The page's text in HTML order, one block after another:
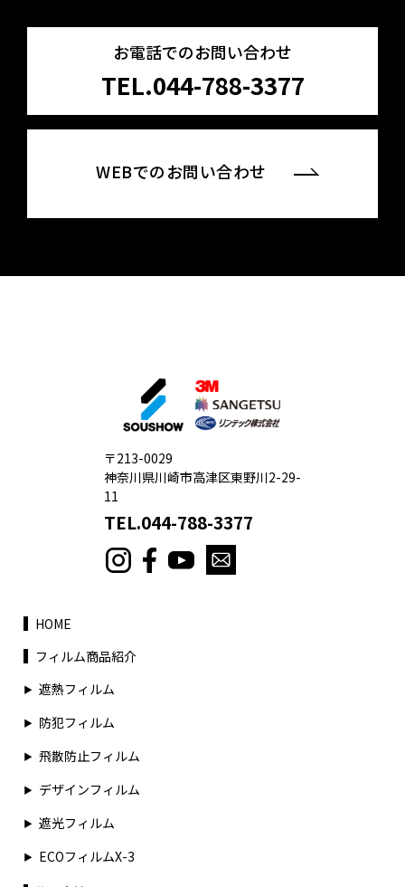
お電話でのお問い合わせ
TEL.044-788-3377
WEBでのお問い合わせ
〒213-0029
神奈川県川崎市高津区東野川2-29-
11
TEL.044-788-3377
HOME
フィルム商品紹介
遮熱フィルム
防犯フィルム
飛散防止フィルム
デザインフィルム
遮光フィルム
ECOフィルムX-3